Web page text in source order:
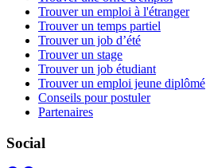
Trouver un emploi à l'étranger
Trouver un temps partiel
Trouver un job d’été
Trouver un stage
Trouver un job étudiant
Trouver un emploi jeune diplômé
Conseils pour postuler
Partenaires
Social